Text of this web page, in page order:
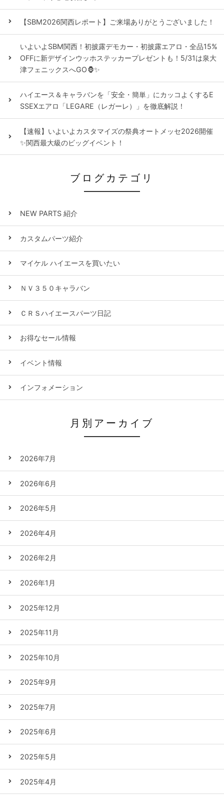
【SBM2026関西レポート】ご来場ありがとうございました！
いよいよSBM関西！初披露デモカー・初披露エアロ・全品15%
OFFに新デザインウッホステッカープレゼントも！5/31は泉大
津フェニックスへGO🦍✨
ハイエース＆キャラバンを「安全・簡単」にカッコよくするE
SSEXエアロ「LEGARE（レガーレ）」を徹底解説！
【速報】いよいよカスタマイズの祭典オートメッセ2026開催
✨関西最大級のビッグイベント！
ブログカテゴリ
NEW PARTS 紹介
カスタムパーツ紹介
マイケル ハイエースを買いたい
ＮＶ３５０キャラバン
ＣＲＳハイエースパーツ日記
お得なセール情報
イベント情報
インフォメーション
月別アーカイブ
2026年7月
2026年6月
2026年5月
2026年4月
2026年2月
2026年1月
2025年12月
2025年11月
2025年10月
2025年9月
2025年7月
2025年6月
2025年5月
2025年4月